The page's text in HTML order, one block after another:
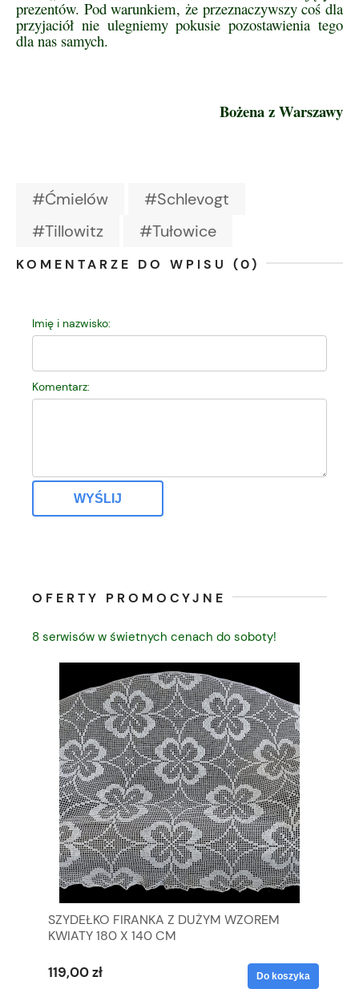
prezentów. Pod warunkiem, że przeznaczywszy coś dla
przyjaciół nie ulegniemy pokusie pozostawienia tego
dla nas samych.
Bożena z Warszawy
#Ćmielów
#Schlevogt
#Tillowitz
#Tułowice
KOMENTARZE DO WPISU (0)
Imię i nazwisko:
Komentarz:
WYŚLIJ
OFERTY PROMOCYJNE
8 serwisów w świetnych cenach do soboty!
SZYDEŁKO FIRANKA Z DUŻYM WZOREM
KWIATY 180 X 140 CM
119,00 zł Do koszyka